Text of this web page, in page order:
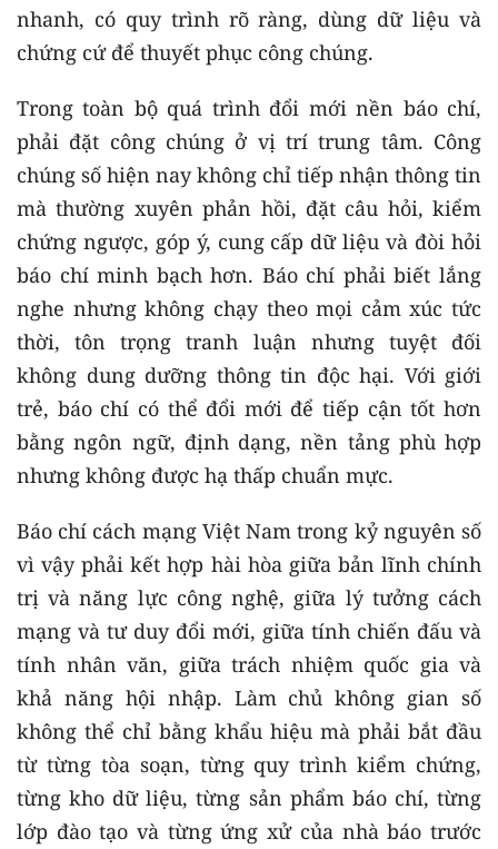
nhanh, có quy trình rõ ràng, dùng dữ liệu và
chứng cứ để thuyết phục công chúng.
Trong toàn bộ quá trình đổi mới nền báo chí,
phải đặt công chúng ở vị trí trung tâm. Công
chúng số hiện nay không chỉ tiếp nhận thông tin
mà thường xuyên phản hồi, đặt câu hỏi, kiểm
chứng ngược, góp ý, cung cấp dữ liệu và đòi hỏi
báo chí minh bạch hơn. Báo chí phải biết lắng
nghe nhưng không chạy theo mọi cảm xúc tức
thời, tôn trọng tranh luận nhưng tuyệt đối
không dung dưỡng thông tin độc hại. Với giới
trẻ, báo chí có thể đổi mới để tiếp cận tốt hơn
bằng ngôn ngữ, định dạng, nền tảng phù hợp
nhưng không được hạ thấp chuẩn mực.
Báo chí cách mạng Việt Nam trong kỷ nguyên số
vì vậy phải kết hợp hài hòa giữa bản lĩnh chính
trị và năng lực công nghệ, giữa lý tưởng cách
mạng và tư duy đổi mới, giữa tính chiến đấu và
tính nhân văn, giữa trách nhiệm quốc gia và
khả năng hội nhập. Làm chủ không gian số
không thể chỉ bằng khẩu hiệu mà phải bắt đầu
từ từng tòa soạn, từng quy trình kiểm chứng,
từng kho dữ liệu, từng sản phẩm báo chí, từng
lớp đào tạo và từng ứng xử của nhà báo trước